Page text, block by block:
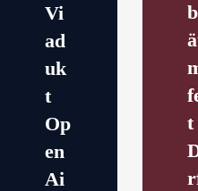
Vi
ad
uk
t
Op
en
Ai
t